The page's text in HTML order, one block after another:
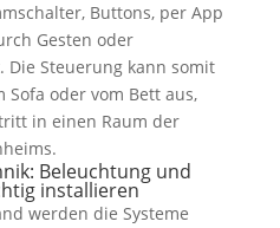
Buttons, per App
Gesten oder
Die Steuerung kann somit
oder vom Bett aus,
in einen Raum der
Beleuchtung und
installieren
werden die Systeme